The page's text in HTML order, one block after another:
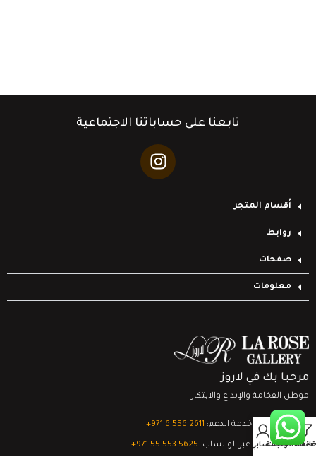
تابعنا على حساباتنا الاجتماعية
أقسام المتجر
روابط
صفحات
معلومات
مرحبا بك في لاروز
موطن الفخامة والإبداع والابتكار
تواصل مع خدمة الدعم: ‎+971 6 556 2611
الدعم الفني عبر الواتساب: ‎+971 55 553 5625 قائمة الرغبات
0
السلةحسابي